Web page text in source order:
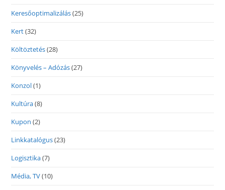
Keresőoptimalizálás(25)
Kert(32)
Költöztetés(28)
Könyvelés – Adózás(27)
Konzol(1)
Kultúra(8)
Kupon (2)
Linkkatalógus(23)
Logisztika(7)
Média, TV(10)